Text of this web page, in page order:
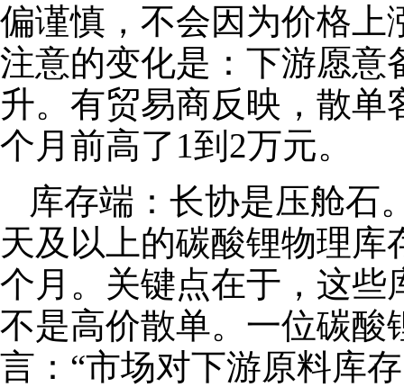
偏谨慎，不会因为价格上
注意的变化是：下游愿意
升。有贸易商反映，散
个月前高了1到2万元。
库存端：长协是压舱石
天及以上的碳酸锂物理
个月。关键点在于，这些
不是高价散单。一位碳酸
言：“市场对下游原料库